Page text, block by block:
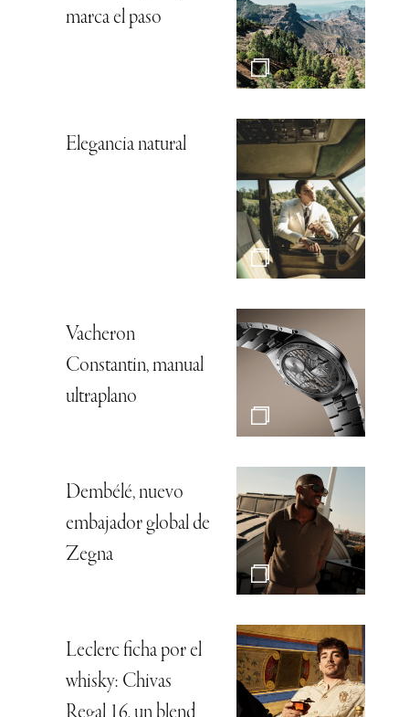
marca el paso
Elegancia natural
Vacheron
Constantin, manual
ultraplano
Dembélé, nuevo
embajador global de
Zegna
Leclerc ficha por el
whisky: Chivas